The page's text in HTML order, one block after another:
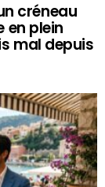
créneau
en plein
mal depuis